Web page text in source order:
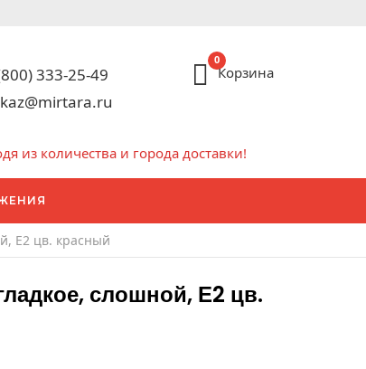
333-25-49
0
Корзина
из количества и города доставки!
Е2 цв. красный
слошной, Е2 цв.